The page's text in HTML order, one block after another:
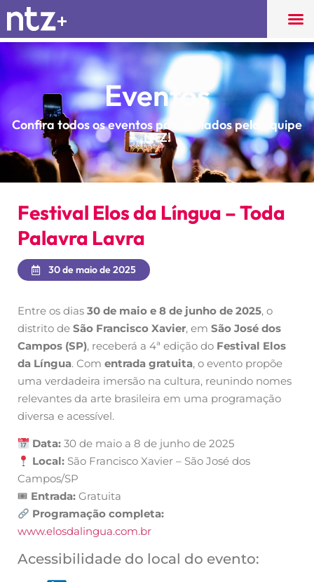
Eventos
Confira todos os eventos patrocinados pela equipe
NTZ!
Festival Elos da Língua – Toda
Palavra Lavra
30 de maio de 2025
Entre os dias 30 de maio e 8 de junho de 2025, o
distrito de São Francisco Xavier, em São José dos
Campos (SP), receberá a 4ª edição do Festival Elos
da Língua. Com entrada gratuita, o evento propõe
uma verdadeira imersão na cultura, reunindo nomes
relevantes da arte brasileira em uma programação
diversa e acessível.
Data: 30 de maio a 8 de junho de 2025
Local: São Francisco Xavier – São José dos
Campos/SP
🎟 Entrada: Gratuita
Programação completa:
www.elosdalingua.com.br
Acessibilidade do local do evento: